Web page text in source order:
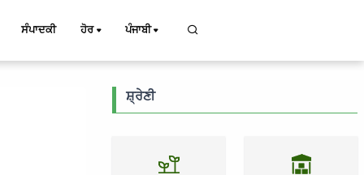
ਸੰਪਾਦਕੀ ਹੋਰ ਪੰਜਾਬੀ
ਸ਼੍ਰੇਣੀ